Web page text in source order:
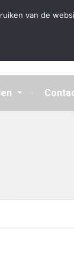
Voorwaarden
van de